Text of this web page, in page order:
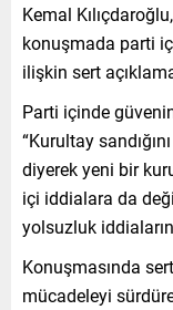
Kemal Kılıçdaroğlu
konuşmada parti
ilişkin sert
Parti içinde
“Kurultay
diyerek yeni bir
içi iddialara da
yolsuzluk
Konuşmasında
mücadeleyi